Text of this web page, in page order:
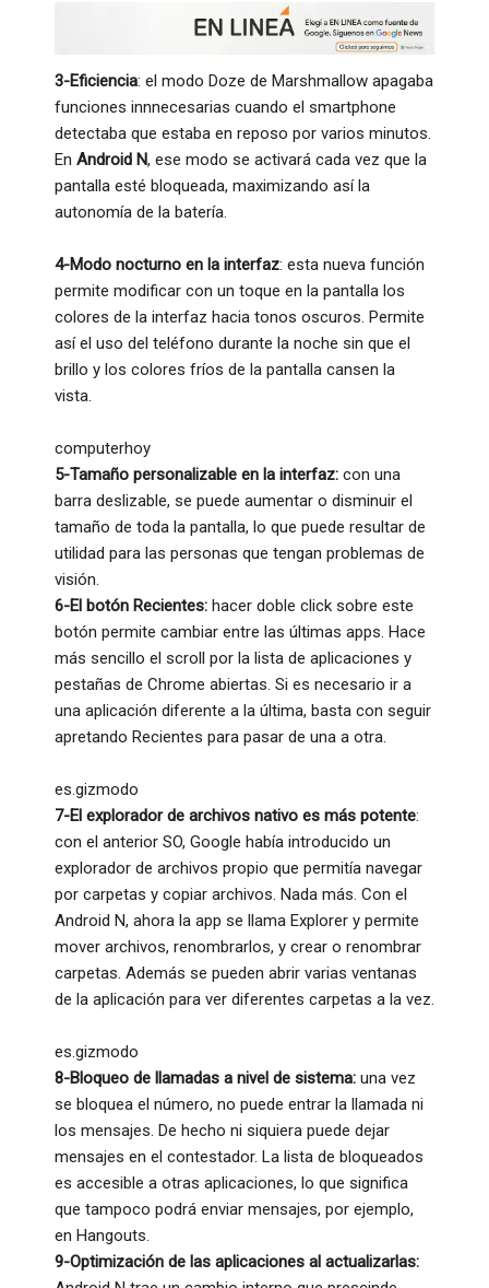
3-Eficiencia: el modo Doze de Marshmallow apagaba
funciones innnecesarias cuando el smartphone
detectaba que estaba en reposo por varios minutos.
En Android N, ese modo se activará cada vez que la
pantalla esté bloqueada, maximizando así la
autonomía de la batería.
4-Modo nocturno en la interfaz: esta nueva función
permite modificar con un toque en la pantalla los
colores de la interfaz hacia tonos oscuros. Permite
así el uso del teléfono durante la noche sin que el
brillo y los colores fríos de la pantalla cansen la
vista.
computerhoy
5-Tamaño personalizable en la interfaz: con una
barra deslizable, se puede aumentar o disminuir el
tamaño de toda la pantalla, lo que puede resultar de
utilidad para las personas que tengan problemas de
visión.
6-El botón Recientes: hacer doble click sobre este
botón permite cambiar entre las últimas apps. Hace
más sencillo el scroll por la lista de aplicaciones y
pestañas de Chrome abiertas. Si es necesario ir a
una aplicación diferente a la última, basta con seguir
apretando Recientes para pasar de una a otra.
es.gizmodo
7-El explorador de archivos nativo es más potente:
con el anterior SO, Google había introducido un
explorador de archivos propio que permitía navegar
por carpetas y copiar archivos. Nada más. Con el
Android N, ahora la app se llama Explorer y permite
mover archivos, renombrarlos, y crear o renombrar
carpetas. Además se pueden abrir varias ventanas
de la aplicación para ver diferentes carpetas a la vez.
es.gizmodo
8-Bloqueo de llamadas a nivel de sistema: una vez
se bloquea el número, no puede entrar la llamada ni
los mensajes. De hecho ni siquiera puede dejar
mensajes en el contestador. La lista de bloqueados
es accesible a otras aplicaciones, lo que significa
que tampoco podrá enviar mensajes, por ejemplo,
en Hangouts.
9-Optimización de las aplicaciones al actualizarlas: